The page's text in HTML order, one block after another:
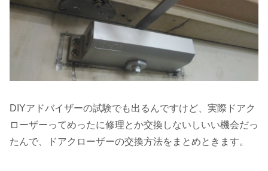
DIYアドバイザーの試験でも出るんですけど、実際ドアク
ローザーってめったに修理とか交換しないしいい機会だっ
たんで、ドアクローザーの交換方法をまとめときます。